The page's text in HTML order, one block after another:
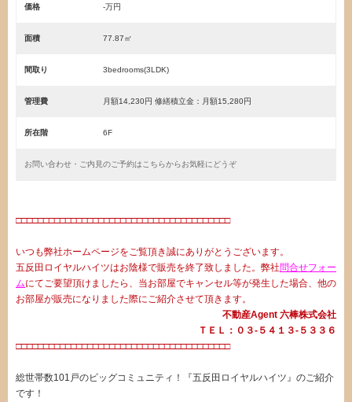
価格 -万円
面積 77.87㎡
間取り 3bedrooms(3LDK)
管理費 月額14,230円 修繕積立金：月額15,280円
所在階 6F
お問い合わせ・ご内見のご予約はこちらからお気軽にどうぞ
□□□□□□□□□□□□□□□□□□□□□□□□□□□□□□□□□□□□□□□
いつも弊社ホームページをご覧頂き誠にありがとうございます。
五反田ロイヤルハイツはお陰様で販売を終了致しました。弊社問合せフォー
ムにてご要望頂けましたら、当お部屋でキャンセル等が発生した場合、他の
お部屋が販売になりました際にご紹介させて頂きます。
不動産Agent 六棒株式会社
ＴＥＬ：０３‐５４１３‐５３３６
□□□□□□□□□□□□□□□□□□□□□□□□□□□□□□□□□□□□□□□
総世帯数101戸のビッグコミュニティ！『五反田ロイヤルハイツ』のご紹介
です！